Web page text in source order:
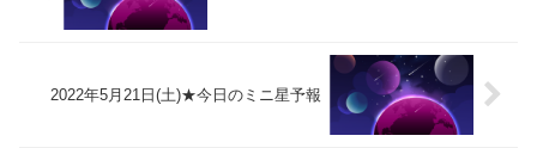
2022年5月21日(土)★今日のミニ星予報